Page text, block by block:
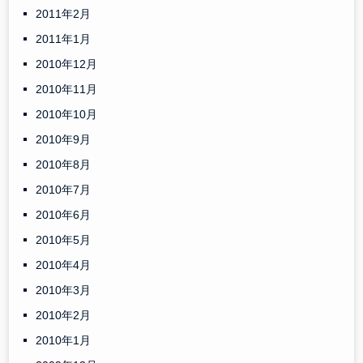
2011年2月
2011年1月
2010年12月
2010年11月
2010年10月
2010年9月
2010年8月
2010年7月
2010年6月
2010年5月
2010年4月
2010年3月
2010年2月
2010年1月